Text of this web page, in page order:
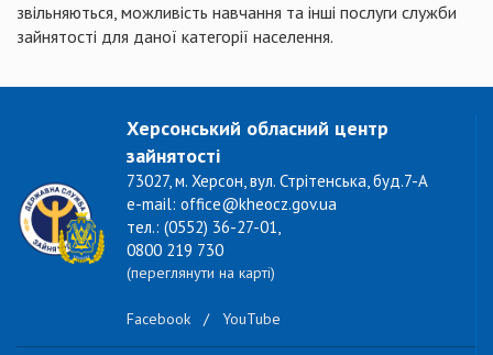
звільняються, можливість навчання та інші послуги служби
зайнятості для даної категорії населення.
Херсонський обласний центр
зайнятості
73027, м. Херсон, вул. Стрітенська, буд.7-А
e-mail: office@kheocz.gov.ua
тел.: (0552) 36-27-01,
0800 219 730
(переглянути на карті)
Facebook / YouTube